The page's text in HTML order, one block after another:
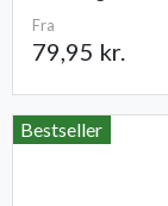
Fra
79,95 kr.
Bestseller